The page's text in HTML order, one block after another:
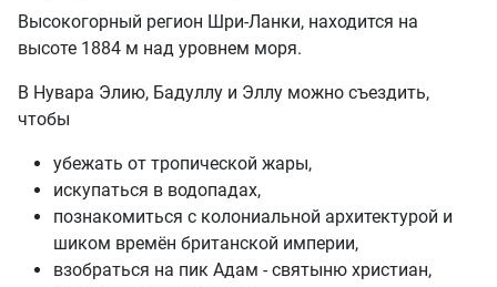
Высокогорный регион Шри-Ланки, находится на
высоте 1884 м над уровнем моря.
В Нувара Элию, Бадуллу и Эллу можно съездить,
чтобы
убежать от тропической жары,
искупаться в водопадах,
познакомиться с колониальной архитектурой и
шиком времён британской империи,
взобраться на пик Адам - святыню христиан,